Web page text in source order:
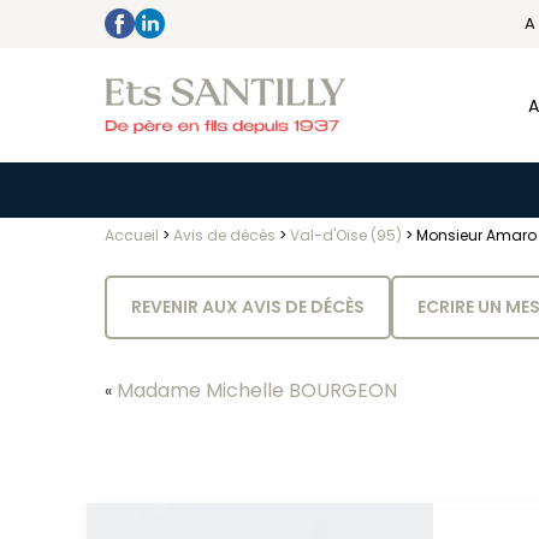
Accueil > Avis de décès > Val-d'Oise (95) > Monsieur Amaro
REVENIR AUX AVIS DE DÉCÈS ECRIRE UN
« Madame Michelle BOURGEON